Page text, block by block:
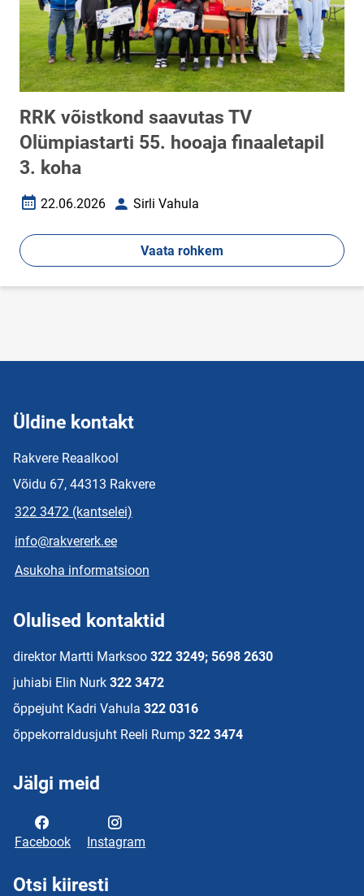
RRK võistkond saavutas TV
Olümpiastarti 55. hooaja finaaletapil
3. koha
Loomise kuupäev
22.06.2026 AutorSirli Vahula
Vaata rohkem
Üldine kontakt
Rakvere Reaalkool
Võidu 67, 44313 Rakvere
322 3472 (kantselei)
info@rakvererk.ee
Asukoha informatsioon
Olulised kontaktid
direktor Martti Marksoo 322 3249; 5698 2630
juhiabi Elin Nurk 322 3472
õppejuht Kadri Vahula 322 0316
õppekorraldusjuht Reeli Rump 322 3474
Jälgi meid
Facebook Instagram
Otsi kiiresti